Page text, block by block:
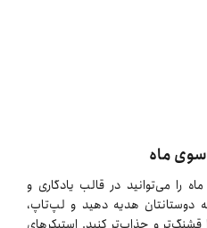
سوی ماه
را می‌توانید در قالب یادگاری و
دوستانتان هدیه دهید و لپ‌تاپ،
قشنگ‌تر و جذاب‌تر کنید. استیکرهای